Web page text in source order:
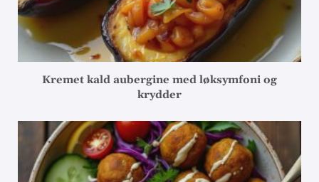
Kremet kald aubergine med løksymfoni og
krydder